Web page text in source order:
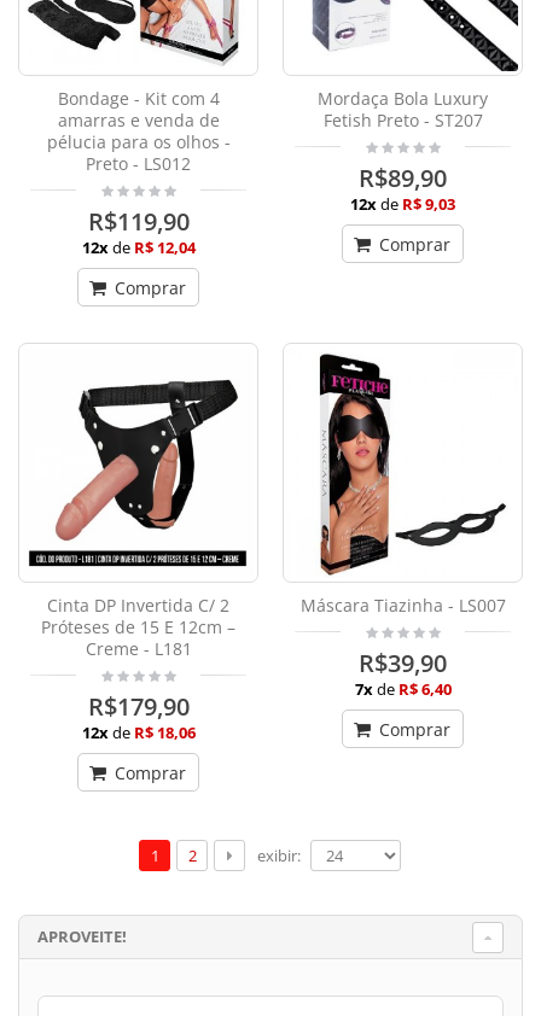
Bondage - Kit com 4
amarras e venda de
pélucia para os olhos -
Preto - LS012
R$119,90
12xde R$ 12,04
Comprar
Mordaça Bola Luxury
Fetish Preto - ST207
R$89,90
12xde R$ 9,03
Comprar
Cinta DP Invertida C/ 2
Próteses de 15 E 12cm –
Creme - L181
R$179,90
12xde R$ 18,06
Comprar
Máscara Tiazinha - LS007
R$39,90
7xde R$ 6,40
Comprar
1 2 exibir:
APROVEITE!